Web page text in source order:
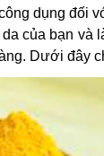
dụng đối
của bạn và
Dưới đây